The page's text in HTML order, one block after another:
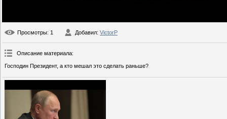
Просмотры: 1 Добавил: VictorP
Описание материала:
Господин Президент, а кто мешал это сделать раньше?